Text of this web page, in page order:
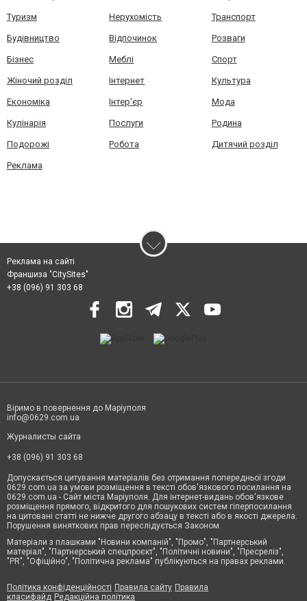
Туризм Нерухомість Транспорт
Будівництво Відпочинок Розваги
Бізнес Меблі Спорт
Жіночий розділ Інтернет Культура
Економіка Інтер'єр Мода
Кулінарія Послуги Родина
Подорожі Робота Дитячий розділ
Реклама
Реклама на сайті
Франшиза "CitySites"
+38 (096) 91 303 68
Віримо в повернення до Маріуполя
info@0629.com.ua
Журналисты сайта
+38 (096) 91 303 68
Допускається цитування матеріалів без отримання попередньої згоди
0629.com.ua за умови розміщення в тексті обов'язкового посилання на
0629.com.ua - Сайт міста Маріуполя. Для інтернет-видань обов'язкове
розміщення прямого, відкритого для пошукових систем гіперпосилання
на цитовані статті не нижче другого абзацу в тексті або в якості джерела.
Порушення виняткових прав переслідується Законом.
Матеріали з плашками "Новини компаній", "Промо", "Партнерський
матеріал", "Партнерський спецпроєкт", "Політичні новини", "Пресреліз",
"PR", "Офіційно", "Політична реклама" публікуються на правах реклами.
Політика конфіденційності Правила сайту Правила
класифайд Редакційна політика